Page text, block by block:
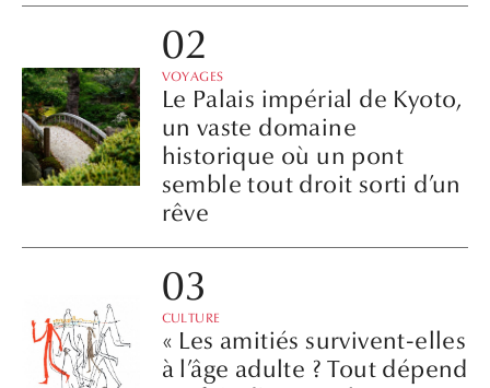
VOYAGES
Le Palais impérial de Kyoto,
un vaste domaine
historique où un pont
semble tout droit sorti d’un
rêve
CULTURE
« Les amitiés survivent-elles
à l’âge adulte ? Tout dépend